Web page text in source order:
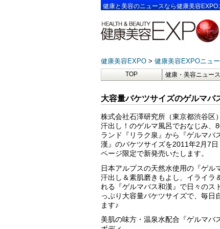
健康と美容のニュースなら健康美容EXPO
健康美容EXPO 健康美容EXPOニュ
TOP 健康・美容ニュース
大容量バケツサイズのゲルマバ
株式会社石澤研究所（東京都渋谷区
汗出し！のゲルマ風呂でおなじみ、
ランド『リラク泉』から『ゲルマバ
漢』のバケツサイズを2011年2月7
ページ限定で新発売いたします。
日本アルプスの天然水使用の『ゲル
汗出し＆素肌磨きもよし、イライラ
れる『ゲルマバス和漢』で日々のス
っぷり大容量バケツサイズで、毎日
ます♪
美肌の味方・温泉水配合『ゲルマバ